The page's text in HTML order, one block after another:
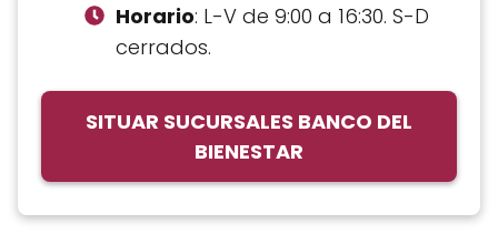
Horario: L-V de 9:00 a 16:30. S-D
cerrados.
SITUAR SUCURSALES BANCO DEL
BIENESTAR